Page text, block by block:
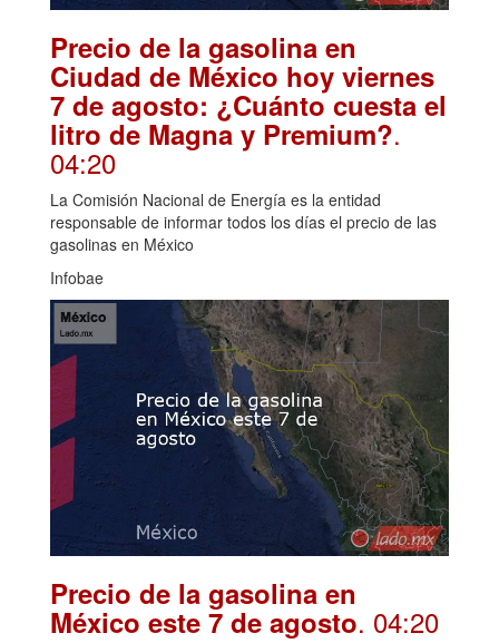
Precio de la gasolina en
Ciudad de México hoy viernes
7 de agosto: ¿Cuánto cuesta el
litro de Magna y Premium?.
04:20
La Comisión Nacional de Energía es la entidad
responsable de informar todos los días el precio de las
gasolinas en México
Infobae
Precio de la gasolina en
México este 7 de agosto. 04:20